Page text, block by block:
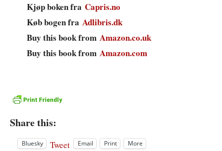
Kjøp boken fra Capris.no
Køb bogen fra Adlibris.dk
Buy this book from Amazon.co.uk
Buy this book from Amazon.com
Share this:
Bluesky Tweet Email Print More